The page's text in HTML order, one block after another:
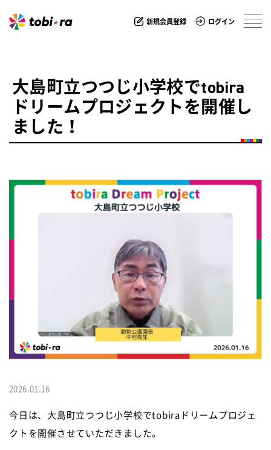
新規会員登録 ログイン
大島町立つつじ小学校でtobira
ドリームプロジェクトを開催し
ました！
2026.01.16
今日は、大島町立つつじ小学校でtobiraドリームプロジェ
クトを開催させていただきました。